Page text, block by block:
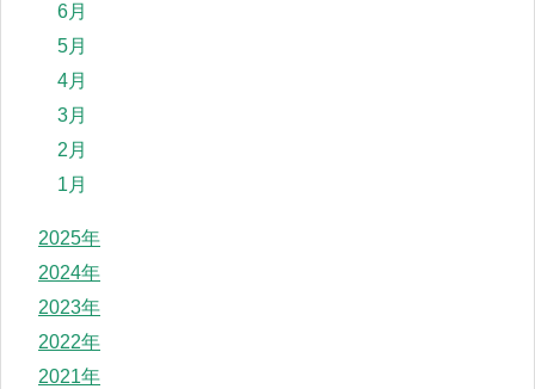
6月
5月
4月
3月
2月
1月
2025年
2024年
2023年
2022年
2021年